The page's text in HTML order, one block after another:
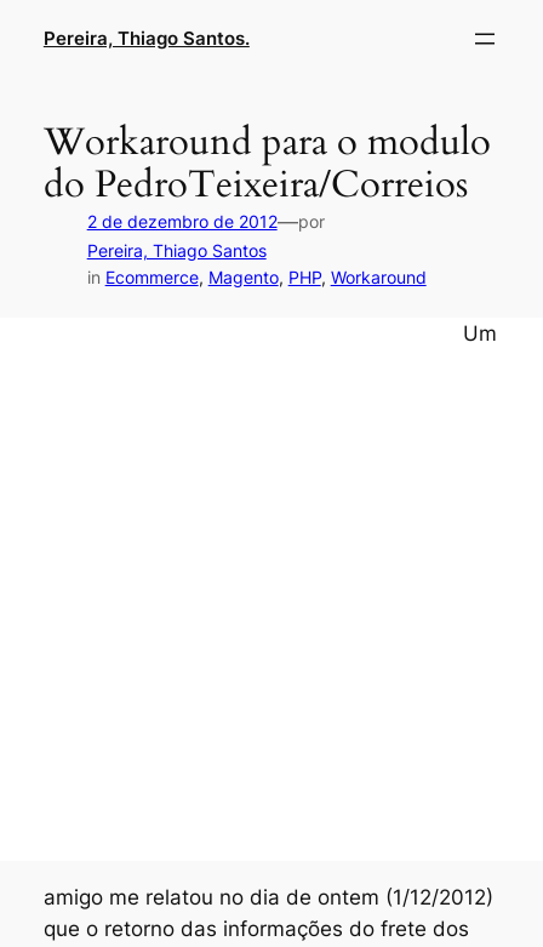
Pereira, Thiago Santos.
Workaround para o modulo
do PedroTeixeira/Correios
2 de dezembro de 2012—por
Pereira, Thiago Santos
in Ecommerce, Magento, PHP, Workaround
Um
amigo me relatou no dia de ontem (1/12/2012)
que o retorno das informações do frete dos